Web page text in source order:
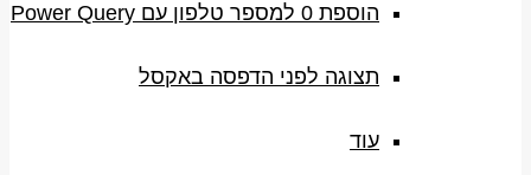
הוספת 0 למספר טלפון עם Power Query
תצוגה לפני הדפסה באקסל
עוד